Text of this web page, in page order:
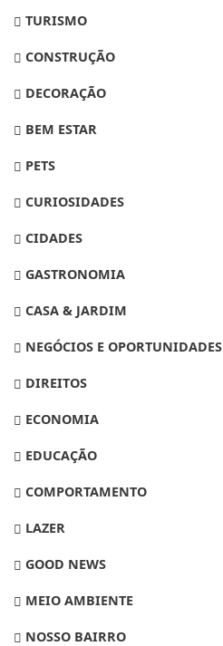
TURISMO
CONSTRUÇÃO
DECORAÇÃO
BEM ESTAR
PETS
CURIOSIDADES
CIDADES
GASTRONOMIA
CASA & JARDIM
NEGÓCIOS E OPORTUNIDADES
DIREITOS
ECONOMIA
EDUCAÇÃO
COMPORTAMENTO
LAZER
GOOD NEWS
MEIO AMBIENTE
NOSSO BAIRRO